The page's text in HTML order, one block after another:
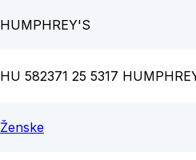
HUMPHREY'S
HU 582371 25 5317
Ženske